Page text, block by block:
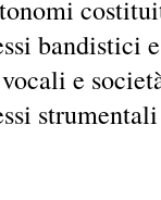
bandistici
e